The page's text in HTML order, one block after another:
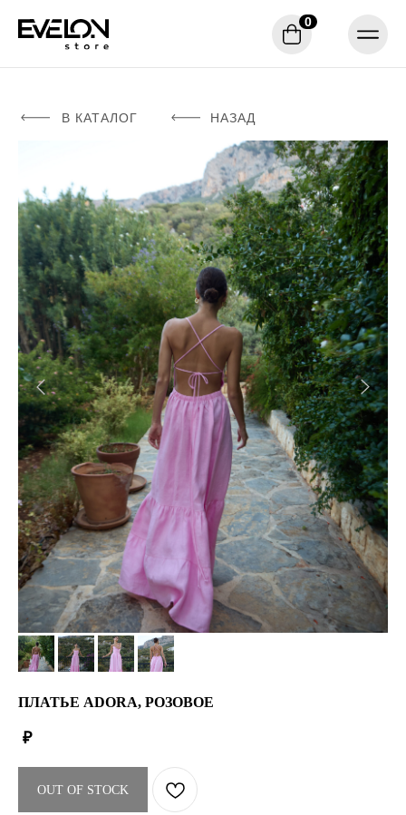
0
В КАТАЛОГ НАЗАД
ПЛАТЬЕ ADORA, РОЗОВОЕ
₽
OUT OF STOCK